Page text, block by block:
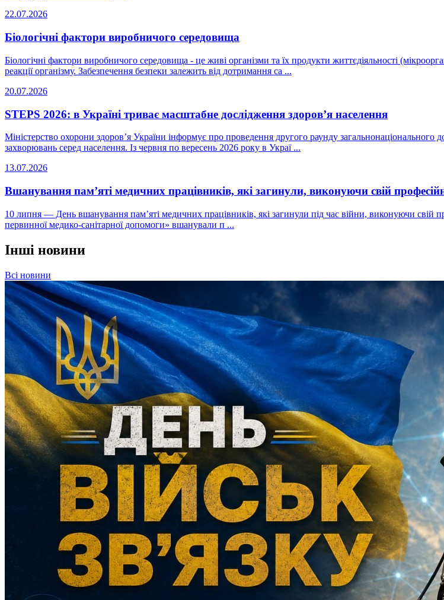
22.07.2026
Біологічні фактори виробничого середовища
Біологічні фактори виробничого середовища - це живі організми та їх продукти життєдіяльності
реакції організму. Забезпечення безпеки залежить від дотримання са ...
20.07.2026
STEPS 2026: в Україні триває масштабне дослідження здоров’я населення
Міністерство охорони здоров’я України інформує про проведення другого раунду
захворювань серед населення. Із червня по вересень 2026 року в Украї ...
13.07.2026
Вшанування пам’яті медичних працівників, які загинули, виконуючи свій
10 липня — День вшанування пам’яті медичних працівників, які загинули під час війни, виконуючи
первинної медико-санітарної допомоги» вшанували п ...
Інші новини
Всі новини